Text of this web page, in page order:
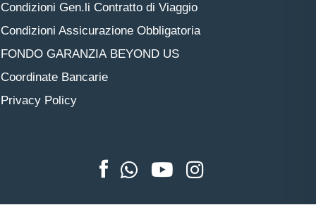
Condizioni Gen.li Contratto di Viaggio
Condizioni Assicurazione Obbligatoria
FONDO GARANZIA BEYOND US
Coordinate Bancarie
Privacy Policy